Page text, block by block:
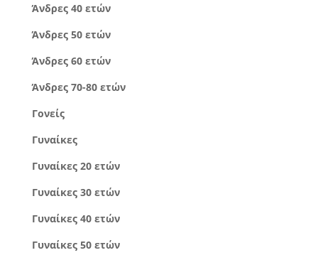
Άνδρες 40 ετών
Άνδρες 50 ετών
Άνδρες 60 ετών
Άνδρες 70-80 ετών
Γονείς
Γυναίκες
Γυναίκες 20 ετών
Γυναίκες 30 ετών
Γυναίκες 40 ετών
Γυναίκες 50 ετών